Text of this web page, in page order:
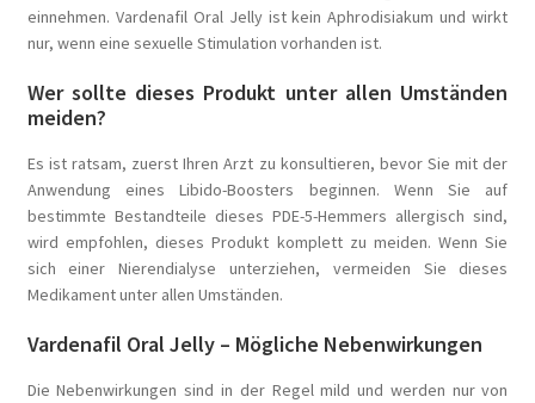
einnehmen. Vardenafil Oral Jelly ist kein Aphrodisiakum und wirkt
nur, wenn eine sexuelle Stimulation vorhanden ist.
Wer sollte dieses Produkt unter allen Umständen
meiden?
Es ist ratsam, zuerst Ihren Arzt zu konsultieren, bevor Sie mit der
Anwendung eines Libido-Boosters beginnen. Wenn Sie auf
bestimmte Bestandteile dieses PDE-5-Hemmers allergisch sind,
wird empfohlen, dieses Produkt komplett zu meiden. Wenn Sie
sich einer Nierendialyse unterziehen, vermeiden Sie dieses
Medikament unter allen Umständen.
Vardenafil Oral Jelly – Mögliche Nebenwirkungen
Die Nebenwirkungen sind in der Regel mild und werden nur von